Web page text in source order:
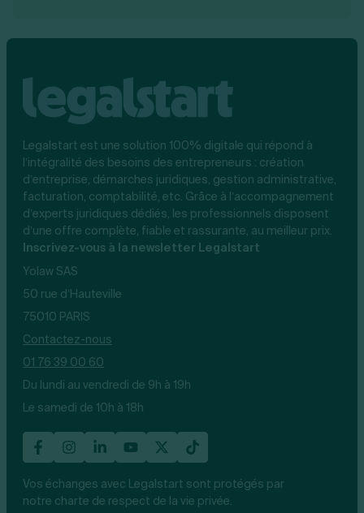
Legalstart est une solution 100% digitale qui répond à
l’intégralité des besoins des entrepreneurs : création
d’entreprise, démarches juridiques, gestion administrative,
facturation, comptabilité, etc. Grâce à l’accompagnement
d’experts juridiques dédiés, les professionnels disposent
d’une offre complète, fiable et rassurante, au meilleur prix.
Inscrivez-vous à la newsletter Legalstart
Yolaw SAS
50 rue d’Hauteville
75010 PARIS
Contactez-nous
01 76 39 00 60
Du lundi au vendredi de 9h à 19h
Le samedi de 10h à 18h
Vos échanges avec Legalstart sont protégés par
notre charte de respect de la vie privée.